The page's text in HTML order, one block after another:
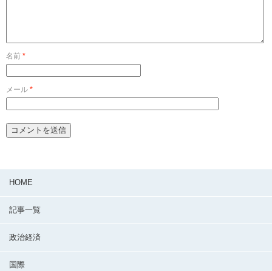
名前 *
メール *
HOME
記事一覧
政治経済
国際